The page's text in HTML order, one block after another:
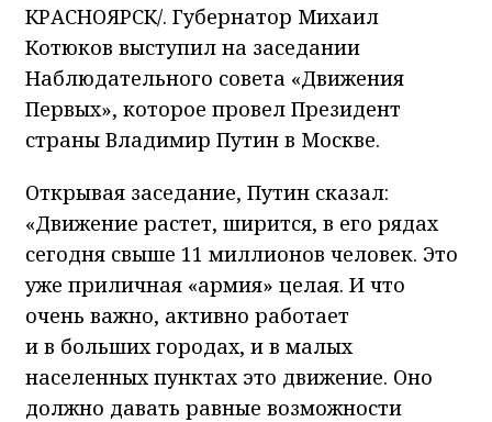
КРАСНОЯРСК/. Губернатор Михаил
Котюков выступил на заседании
Наблюдательного совета «Движения
Первых», которое провел Президент
страны Владимир Путин в Москве.
Открывая заседание, Путин сказал:
«Движение растет, ширится, в его рядах
сегодня свыше 11 миллионов человек. Это
уже приличная «армия» целая. И что
очень важно, активно работает
и в больших городах, и в малых
населенных пунктах это движение. Оно
должно давать равные возможности